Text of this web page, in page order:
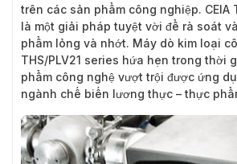
trên các sản phẩm công nghiệp. CEIA
là một giải pháp tuyệt vời để rà soát
phẩm lỏng và nhớt. Máy dò kim loại
THS/PLV21 series hứa hẹn trong thời
phẩm công nghệ vượt trội được ứng
ngành chế biến lương thực – thực